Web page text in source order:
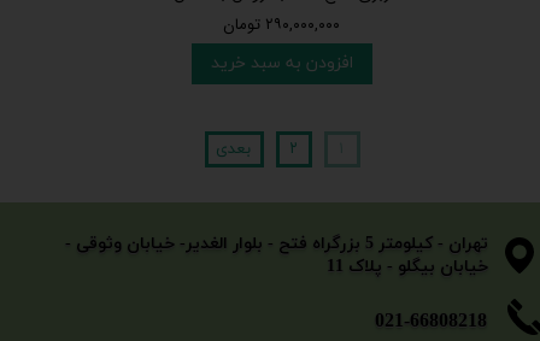
۲۹۰,۰۰۰,۰۰۰ تومان
افزودن به سبد خرید
۲ بعدی
​​​​​021-66808218
​​​​​​​تهران - کیلومتر 5 بزرگراه فتح - بلوار الغدیر- خیابان وثوقی -
خیابان بیگلو - پلاک 11